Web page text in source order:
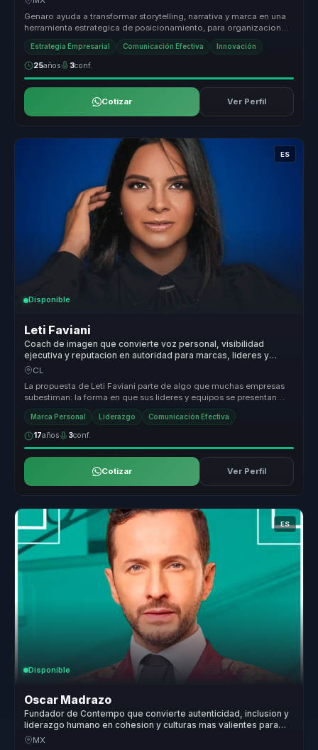
Genaro ayuda a transformar storytelling, narrativa y marca en una
herramienta estrategica de posicionamiento, para organizaciones
que nec...
Estrategia Empresarial Comunicación Efectiva Innovación
25años 3conf.
Cotizar Ver Perfil
ES
Disponible
Leti Faviani
Coach de imagen que convierte voz personal, visibilidad
ejecutiva y reputacion en autoridad para marcas, lideres y
voceros.
CL
La propuesta de Leti Faviani parte de algo que muchas empresas
subestiman: la forma en que sus lideres y equipos se presentan
tambien com...
Marca Personal Liderazgo Comunicación Efectiva
17años 3conf.
Cotizar Ver Perfil
ES
Disponible
Oscar Madrazo
Fundador de Contempo que convierte autenticidad, inclusion y
liderazgo humano en cohesion y culturas mas valientes para
empresas y equipos.
MX